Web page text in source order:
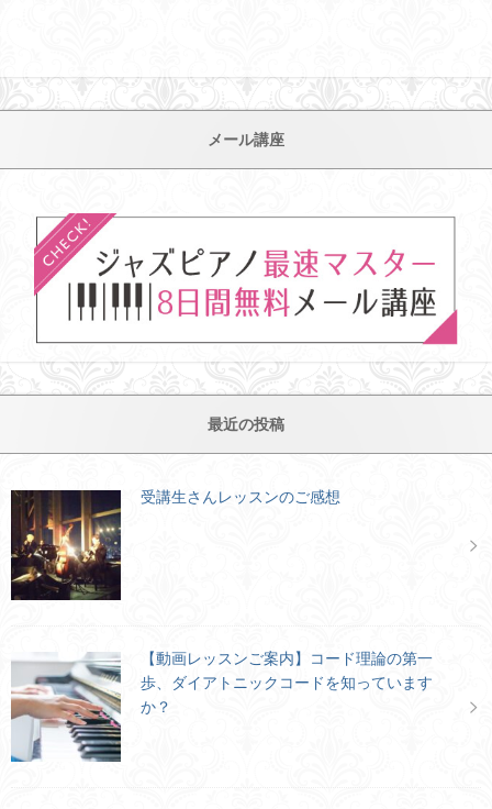
メール講座
最近の投稿
受講生さんレッスンのご感想
【動画レッスンご案内】コード理論の第一
歩、ダイアトニックコードを知っています
か？